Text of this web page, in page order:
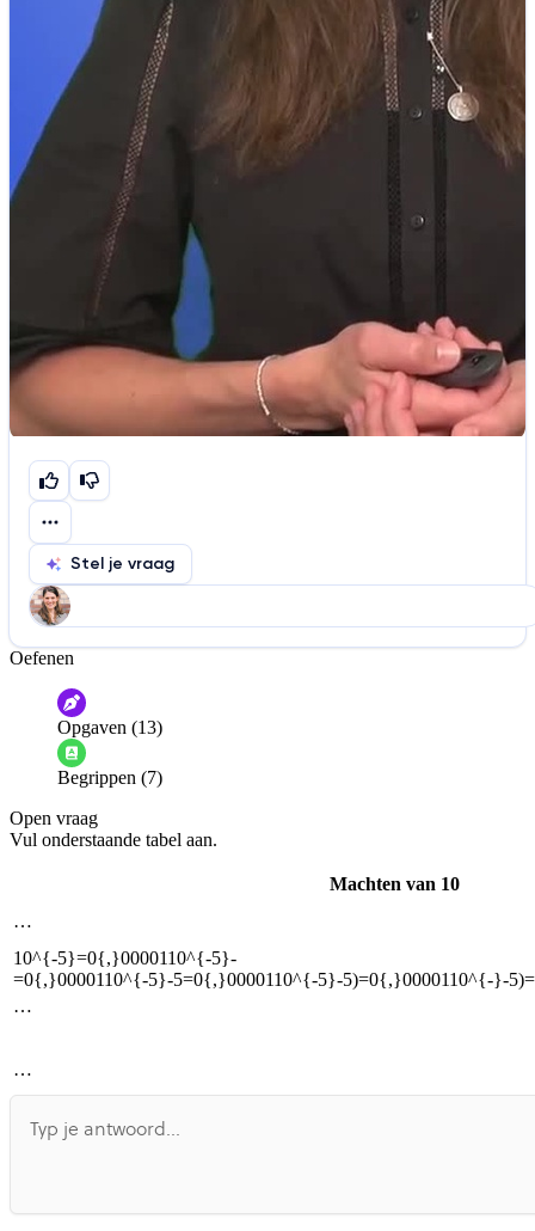
Stel je vraag
Help ons de video te verbeteren
De audio is slecht
Informatie is onjuist
De docent is te langdradig
De uitleg gaat te langzaam
Oefenen
Opgaven (13)
Begrippen (7)
Open vraag
Vul onderstaande tabel aan.
Machten van 10
…
10^{-5}=0{,}0000110^{-5}-
=0{,}0000110^{-5}-5=0{,}0000110^{-5}-5)=0{,}0000110^{-}-
…
…